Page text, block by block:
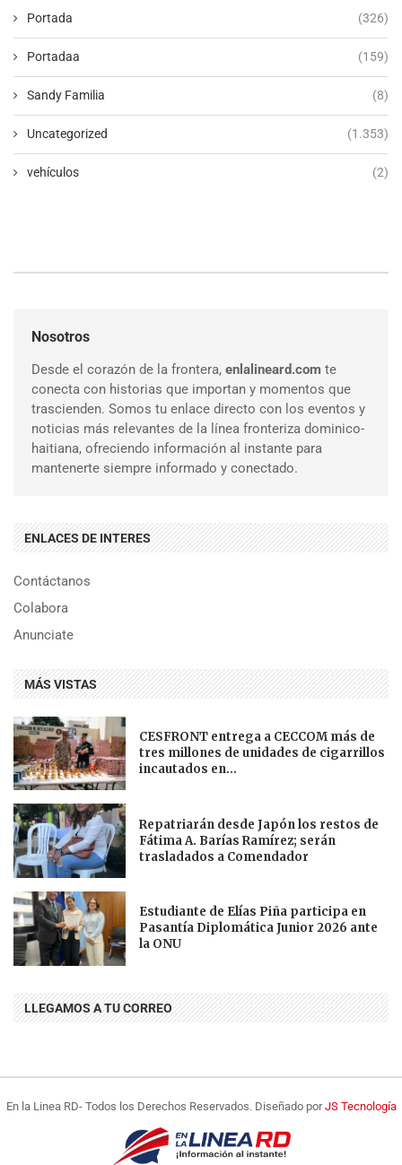
Portada (326)
Portadaa (159)
Sandy Familia (8)
Uncategorized (1.353)
vehículos (2)
Nosotros
Desde el corazón de la frontera, enlalineard.com te
conecta con historias que importan y momentos que
trascienden. Somos tu enlace directo con los eventos y
noticias más relevantes de la línea fronteriza dominico-
haitiana, ofreciendo información al instante para
mantenerte siempre informado y conectado.
ENLACES DE INTERES
Contáctanos
Colabora
Anunciate
MÁS VISTAS
CESFRONT entrega a CECCOM más de
tres millones de unidades de cigarrillos
incautados en...
Repatriarán desde Japón los restos de
Fátima A. Barías Ramírez; serán
trasladados a Comendador
Estudiante de Elías Piña participa en
Pasantía Diplomática Junior 2026 ante
la ONU
LLEGAMOS A TU CORREO
En la Linea RD- Todos los Derechos Reservados. Diseñado porJS Tecnología